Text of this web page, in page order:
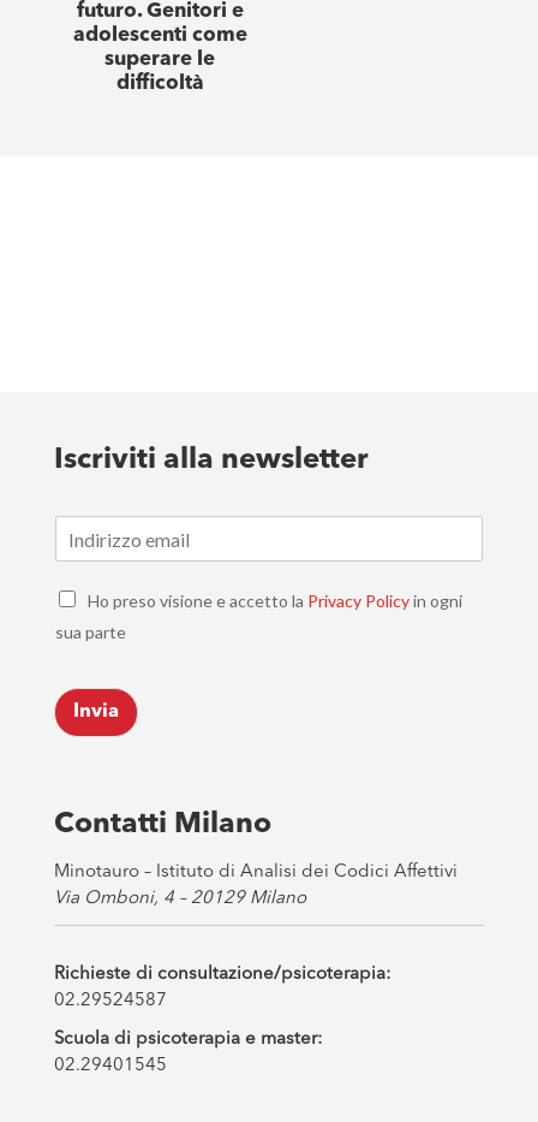
futuro. Genitori e
adolescenti come
superare le
difficoltà
Iscriviti alla newsletter
m
C
e
k
b
o
s
*
Ho preso visione e accetto la Privacy Policyin ogni
sua parte
Invia
Contatti Milano
Minotauro – Istituto di Analisi dei Codici Affettivi
Via Omboni, 4 – 20129 Milano
Richieste di consultazione/psicoterapia:
02.29524587
Scuola di psicoterapia e master:
02.29401545